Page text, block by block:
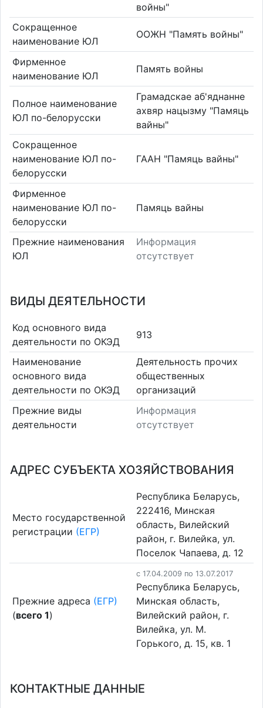
войны"
Сокращенное
наименование ЮЛ
ООЖН "Память войны"
Фирменное
наименование ЮЛ
Память войны
Полное наименование
ЮЛ по-белорусски
Грамадскае аб'яднанне
ахвяр нацызму "Памяць
вайны"
Сокращенное
наименование ЮЛ по-
белорусски
ГААН "Памяць вайны"
Фирменное
наименование ЮЛ по-
белорусски
Памяць вайны
Прежние наименования
ЮЛ
Информация
отсутствует
ВИДЫ ДЕЯТЕЛЬНОСТИ
Код основного вида
деятельности по ОКЭД
913
Наименование
основного вида
деятельности по ОКЭД
Деятельность прочих
общественных
организаций
Прежние виды
деятельности
Информация
отсутствует
АДРЕС СУБЪЕКТА ХОЗЯЙСТВОВАНИЯ
Место государственной
регистрации (ЕГР)
Республика Беларусь,
222416, Минская
область, Вилейский
район, г. Вилейка, ул.
Поселок Чапаева, д. 12
Прежние адреса (ЕГР)
(всего 1)
c 17.04.2009 по 13.07.2017
Республика Беларусь,
Минская область,
Вилейский район, г.
Вилейка, ул. М.
Горького, д. 15, кв. 1
КОНТАКТНЫЕ ДАННЫЕ